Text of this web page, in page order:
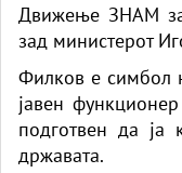
Движење ЗНАМ
зад министерот
Филков е симбол
јавен
подготвен да ја
државата.